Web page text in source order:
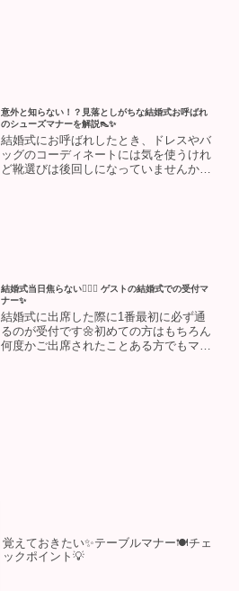
意外と知らない！？見落としがちな結婚式お呼ばれ
のシューズマナーを解説👠✨
結婚式にお呼ばれしたとき、ドレスやバ
ッグのコーディネートには気を使うけれ
ど靴選びは後回しになっていませんか？
結婚式当日焦らない😵‍💫💦 ゲストの結婚式での受付マ
ナー✨
結婚式に出席した際に1番最初に必ず通
るのが受付です🌼初めての方はもちろん
何度かご出席されたことある方でもマナ
覚えておきたい✨テーブルマナー🍽チェ
ックポイント💡